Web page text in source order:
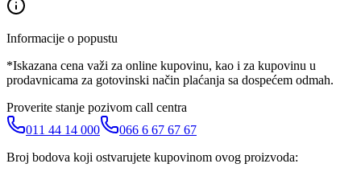
Informacije o popustu
*Iskazana cena važi za online kupovinu, kao i za kupovinu u
prodavnicama za gotovinski način plaćanja sa dospećem odmah.
Proverite stanje pozivom call centra
011 44 14 000
066 6 67 67 67
Broj bodova koji ostvarujete kupovinom ovog proizvoda: